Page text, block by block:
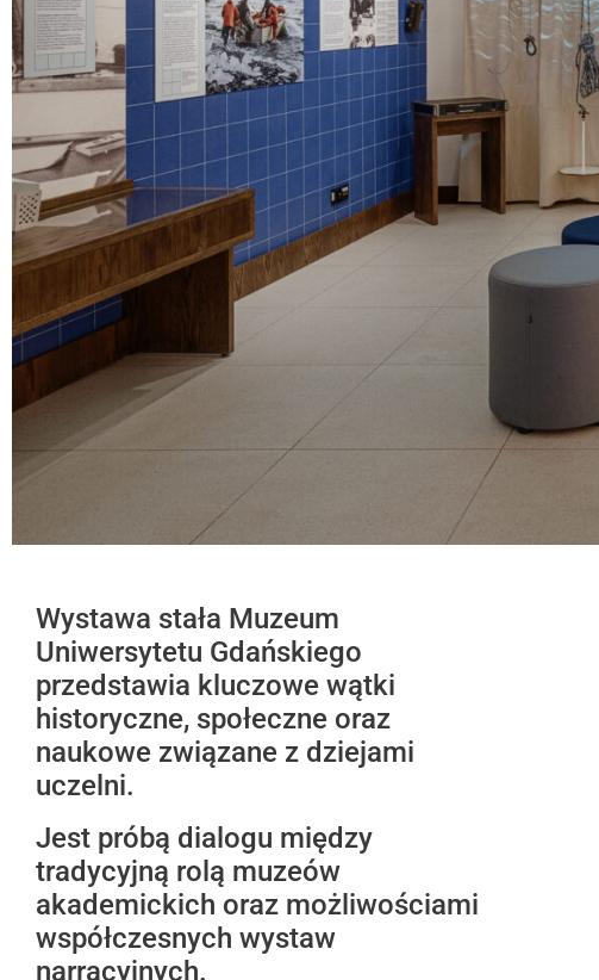
Wystawa stała Muzeum
Uniwersytetu Gdańskiego
przedstawia kluczowe wątki
historyczne, społeczne oraz
naukowe związane z dziejami
uczelni.
Jest próbą dialogu między
tradycyjną rolą muzeów
akademickich oraz możliwościami
współczesnych wystaw
narracyjnych.